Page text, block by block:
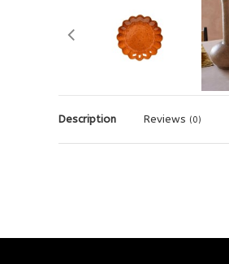
Description Reviews (0)